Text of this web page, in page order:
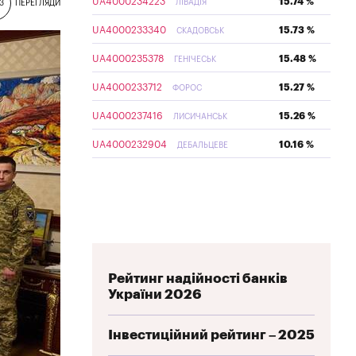
ПЕРЕГЛЯДИ ЛІВАДІЯ
UA4000233340 СКАДОВСЬК 15.73 %
UA4000235378 ГЕНІЧЕСЬК 15.48 %
UA4000233712 ФОРОС 15.27 %
UA4000237416 ЛИСИЧАНСЬК 15.26 %
UA4000232904 ДЕБАЛЬЦЕВЕ 10.16 %
Рейтинг надійності банків
України 2026
Інвестиційний рейтинг – 2025